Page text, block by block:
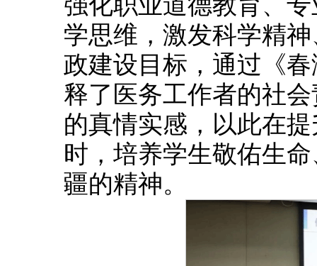
学思维，激发科学精
政建设目标，通过《
释了医务工作者的社
的真情实感，以此在
时，培养学生敬佑生
疆的精神。